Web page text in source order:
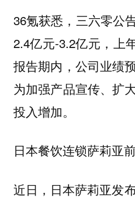
36氪获悉，三六零公
2.4亿元-3.2亿元，上
报告期内，公司业绩
为加强产品宣传、扩
投入增加。
日本餐饮连锁萨莉亚
近日，日本萨莉亚发